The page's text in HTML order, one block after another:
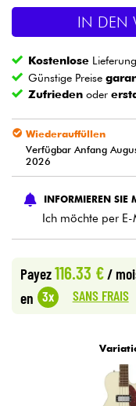
Blasinstrumente
Violinen &
Kinder
Kabel &
HiFi
Bundle
IN DEN
Kostenlose Lieferung
Günstige Preise
Zufrieden oder
Wiederauffüllen
Verfügbar Anfang
2026
INFORMIEREN SIE
Ich möchte per
Payez116.33 € /
en 3x SANS FRAIS